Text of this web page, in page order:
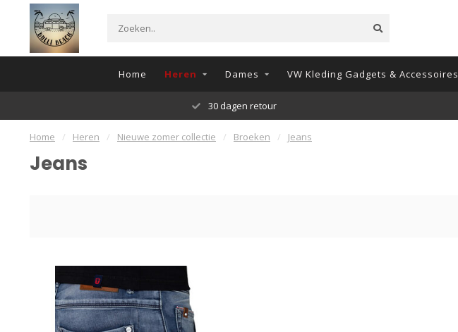
Home Heren Dames VW Kleding Gadgets & Accessoires
Onze Klanten beoordelen ons met een 9.9!!
Home / Heren / Nieuwe zomer collectie / Broeken / Jeans
Jeans